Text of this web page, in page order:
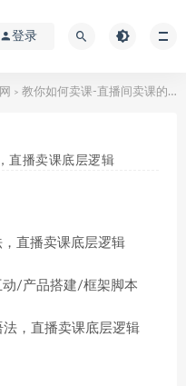
登录
> 教你如何卖课-直播间卖课的语法，直播卖课底层逻辑
直播卖课底层逻辑
直播卖课底层逻辑
/产品搭建/框架脚本